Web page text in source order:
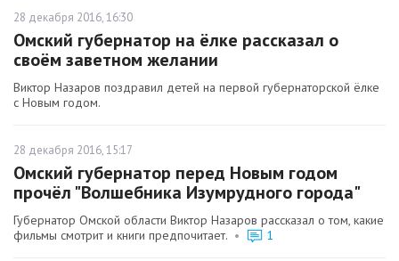
28 декабря 2016, 16:30
Омский губернатор на ёлке рассказал о
своём заветном желании
Виктор Назаров поздравил детей на первой губернаторской ёлке
с Новым годом.
28 декабря 2016, 15:17
Омский губернатор перед Новым годом
прочёл "Волшебника Изумрудного города"
Губернатор Омской области Виктор Назаров рассказал о том, какие
фильмы смотрит и книги предпочитает. • 1